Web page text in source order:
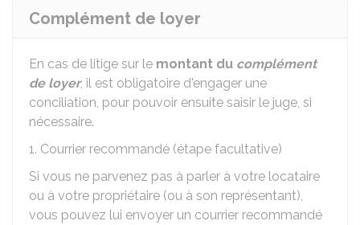
Complément de loyer
En cas de litige sur le montant du complément
de loyer, il est obligatoire d'engager une
conciliation, pour pouvoir ensuite saisir le juge, si
nécessaire.
1. Courrier recommandé (étape facultative)
Si vous ne parvenez pas à parler à votre locataire
ou à votre propriétaire (ou à son représentant),
vous pouvez lui envoyer un courrier recommandé